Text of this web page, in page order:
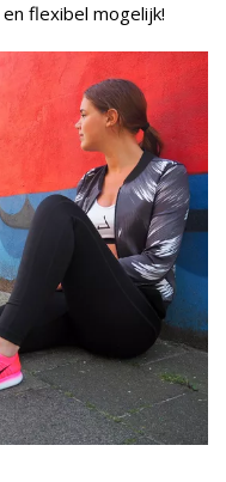
flexibel mogelijk!